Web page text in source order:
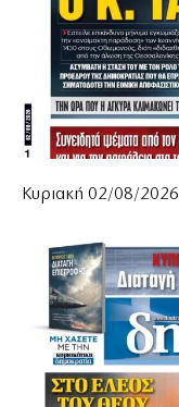
Κυριακή 02/08/2026